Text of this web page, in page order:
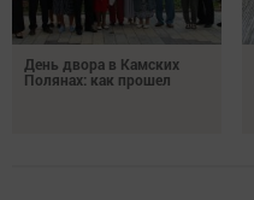
День двора в Камских
Полянах: как прошел